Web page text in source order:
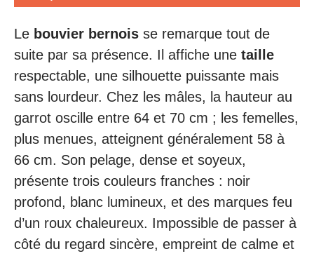
Le bouvier bernois se remarque tout de
suite par sa présence. Il affiche une taille
respectable, une silhouette puissante mais
sans lourdeur. Chez les mâles, la hauteur au
garrot oscille entre 64 et 70 cm ; les femelles,
plus menues, atteignent généralement 58 à
66 cm. Son pelage, dense et soyeux,
présente trois couleurs franches : noir
profond, blanc lumineux, et des marques feu
d’un roux chaleureux. Impossible de passer à
côté du regard sincère, empreint de calme et